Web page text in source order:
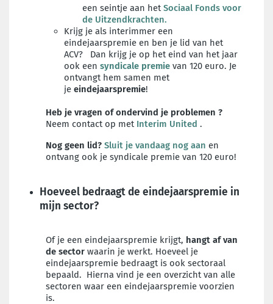
een seintje aan het Sociaal Fonds voor
de Uitzendkrachten.
Krijg je als interimmer een
eindejaarspremie en ben je lid van het
ACV? Dan krijg je op het eind van het jaar
ook een syndicale premie van 120 euro. Je
ontvangt hem samen met
je eindejaarspremie!
Heb je vragen of ondervind je problemen ?
Neem contact op met Interim United .
Nog geen lid? Sluit je vandaag nog aan en
ontvang ook je syndicale premie van 120 euro!
Hoeveel bedraagt de eindejaarspremie in
mijn sector?
Of je een eindejaarspremie krijgt, hangt af van
de sector waarin je werkt. Hoeveel je
eindejaarspremie bedraagt is ook sectoraal
bepaald. Hierna vind je een overzicht van alle
sectoren waar een eindejaarspremie voorzien
is.